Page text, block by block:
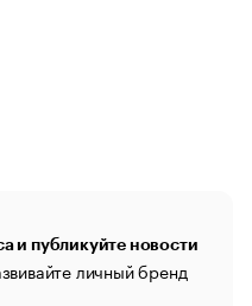
и публикуйте новости
личный бренд